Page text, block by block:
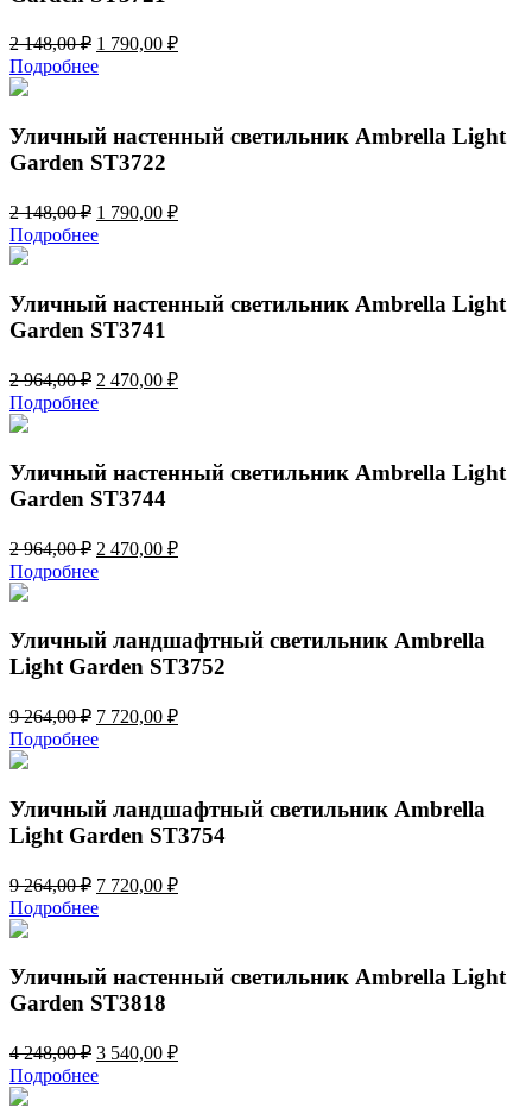
2 148,00₽ Первоначальная
цена
составляла
148,00 ₽.
1 790,00 ₽Текущая
Подробнее
Уличный настенный светильник Ambrella Light
Garden ST3722
2 148,00₽ Первоначальная
цена
составляла
148,00 ₽.
1 790,00 ₽Текущая
Подробнее
Уличный настенный светильник Ambrella Light
Garden ST3741
2 964,00₽ Первоначальная
цена
составляла
964,00 ₽.
2 470,00 ₽Текущая
Подробнее
Уличный настенный светильник Ambrella Light
Garden ST3744
2 964,00₽ Первоначальная
цена
составляла
964,00 ₽.
2 470,00 ₽Текущая
Подробнее
Уличный ландшафтный светильник Ambrella
Light Garden ST3752
9 264,00₽ Первоначальная
цена
составляла
264,00 ₽.
7 720,00 ₽Текущая
Подробнее
Уличный ландшафтный светильник Ambrella
Light Garden ST3754
9 264,00₽ Первоначальная
цена
составляла
264,00 ₽.
7 720,00 ₽Текущая
Подробнее
Уличный настенный светильник Ambrella Light
Garden ST3818
4 248,00₽ Первоначальная
цена
составляла
3 540,00 ₽Текущая
Подробнее